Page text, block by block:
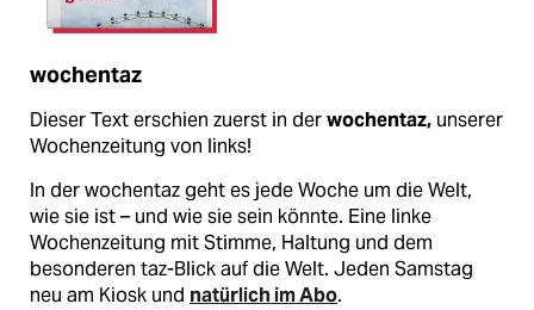
wochentaz
Dieser Text erschien zuerst in derwochentaz, unserer
Wochenzeitung von links!
In der wochentaz geht es jede Woche um die Welt,
wie sie ist – und wie sie sein könnte. Eine linke
Wochenzeitung mit Stimme, Haltung und dem
besonderen taz-Blick auf die Welt. Jeden Samstag
neu am Kiosk und natürlich im Abo.